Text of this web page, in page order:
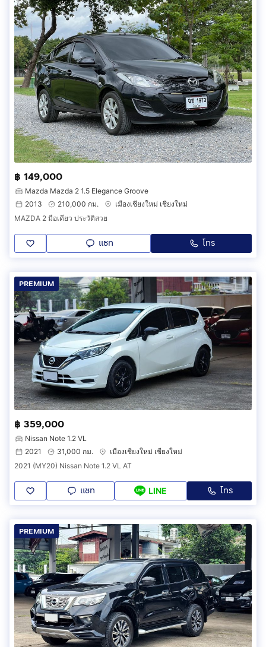
฿ 149,000
Mazda Mazda 2 1.5 Elegance Groove
2013
210,000 กม.
เมืองเชียงใหม่ เชียงใหม่
MAZDA 2 มือเดียว ประวัติสวย
แชท โทร
PREMIUM
฿ 359,000
Nissan Note 1.2 VL
2021
31,000 กม.
เมืองเชียงใหม่ เชียงใหม่
2021 (MY20) Nissan Note 1.2 VL AT
แชท LINE โทร
PREMIUM